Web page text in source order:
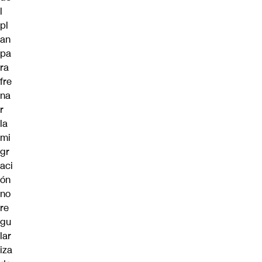
l
pl
an
pa
ra
fre
na
r
la
mi
gr
aci
ón
no
re
gu
lar
iza